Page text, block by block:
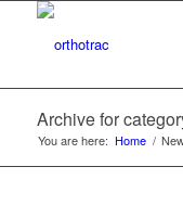
Archive for
You are here: Home /